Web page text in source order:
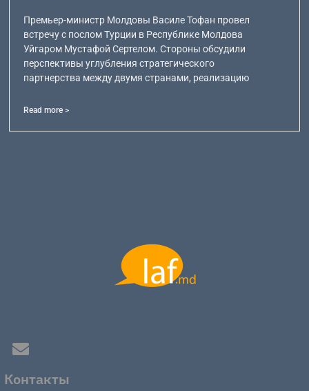
Премьер-министр Молдовы Василе Тофан провел
встречу с послом Турции в Республике Молдова
Уйгаром Мустафой Сертелом. Стороны обсудили
перспективы углубления стратегического
партнерства между двумя странами, реализацию
Read more >
Контакты